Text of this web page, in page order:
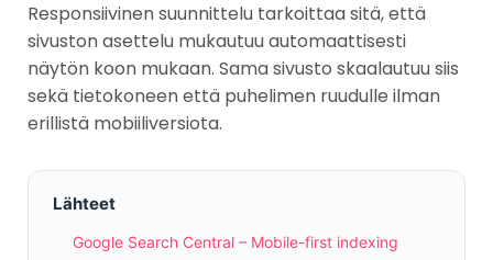
Responsiivinen suunnittelu tarkoittaa sitä, että
sivuston asettelu mukautuu automaattisesti
näytön koon mukaan. Sama sivusto skaalautuu siis
sekä tietokoneen että puhelimen ruudulle ilman
erillistä mobiiliversiota.
Lähteet
Google Search Central – Mobile-first indexing